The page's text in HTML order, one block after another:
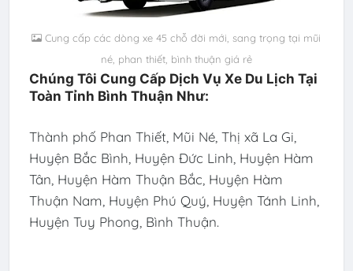
Cung cấp các dòng xe 45 chỗ đời mới, sang trọng tại mũi
né, phan thiết, bình thuận giá rẻ
Chúng Tôi Cung Cấp Dịch Vụ Xe Du Lịch Tại
Toàn Tỉnh Bình Thuận Như:
Thành phố Phan Thiết, Mũi Né, Thị xã La Gi,
Huyện Bắc Bình, Huyện Đức Linh, Huyện Hàm
Tân, Huyện Hàm Thuận Bắc, Huyện Hàm
Thuận Nam, Huyện Phú Quý, Huyện Tánh Linh,
Huyện Tuy Phong, Bình Thuận.